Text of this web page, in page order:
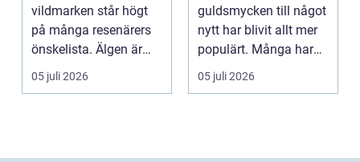
vildmarken står högt
på många resenärers
önskelista. Älgen är
Skandinaviens ikonis...
05 juli 2026
guldsmycken till något
nytt har blivit allt mer
populärt. Många har
ärvda ringar, ...
05 juli 2026